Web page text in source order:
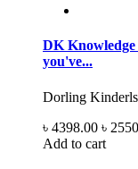
DK
you've...
Dorling
৳ 4398.00 ৳
Add to cart